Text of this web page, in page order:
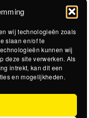
wij technologieën zoals
slaan en/of te
kunnen wij
deze site verwerken. Als
intrekt, kan dit een
en mogelijkheden.